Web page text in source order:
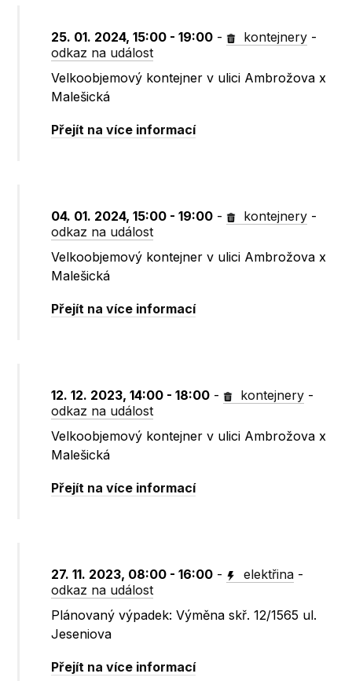
25. 01. 2024, 15:00 - 19:00 - kontejnery -
odkaz na událost
Velkoobjemový kontejner v ulici Ambrožova x
Malešická
Přejít na více informací
04. 01. 2024, 15:00 - 19:00 - kontejnery -
odkaz na událost
Velkoobjemový kontejner v ulici Ambrožova x
Malešická
Přejít na více informací
12. 12. 2023, 14:00 - 18:00 - kontejnery -
odkaz na událost
Velkoobjemový kontejner v ulici Ambrožova x
Malešická
Přejít na více informací
27. 11. 2023, 08:00 - 16:00 - elektřina -
odkaz na událost
Plánovaný výpadek: Výměna skř. 12/1565 ul.
Jeseniova
Přejít na více informací